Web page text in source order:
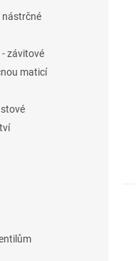
nástrčné
závitové
maticí